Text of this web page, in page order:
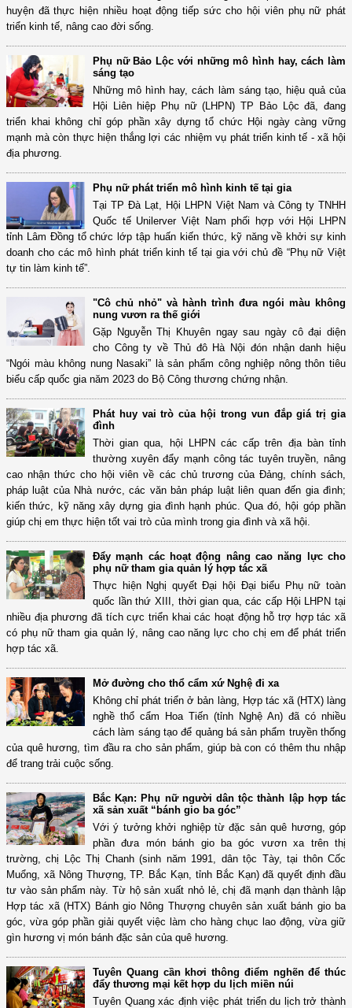
huyện đã thực hiện nhiều hoạt động tiếp sức cho hội viên phụ nữ phát
triển kinh tế, nâng cao đời sống.
Phụ nữ Bảo Lộc với những mô hình hay, cách làm
sáng tạo
Những mô hình hay, cách làm sáng tạo, hiệu quả của
Hội Liên hiệp Phụ nữ (LHPN) TP Bảo Lộc đã, đang
triển khai không chỉ góp phần xây dựng tổ chức Hội ngày càng vững
mạnh mà còn thực hiện thắng lợi các nhiệm vụ phát triển kinh tế - xã hội
địa phương.
Phụ nữ phát triển mô hình kinh tế tại gia
Tại TP Đà Lạt, Hội LHPN Việt Nam và Công ty TNHH
Quốc tế Unilerver Việt Nam phối hợp với Hội LHPN
tỉnh Lâm Đồng tổ chức lớp tập huấn kiến thức, kỹ năng về khởi sự kinh
doanh cho các mô hình phát triển kinh tế tại gia với chủ đề “Phụ nữ Việt
tự tin làm kinh tế”.
"Cô chủ nhỏ" và hành trình đưa ngói màu không
nung vươn ra thế giới
Gặp Nguyễn Thị Khuyên ngay sau ngày cô đại diện
cho Công ty về Thủ đô Hà Nội đón nhận danh hiệu
“Ngói màu không nung Nasaki” là sản phẩm công nghiệp nông thôn tiêu
biểu cấp quốc gia năm 2023 do Bộ Công thương chứng nhận.
Phát huy vai trò của hội trong vun đắp giá trị gia
đình
Thời gian qua, hội LHPN các cấp trên địa bàn tỉnh
thường xuyên đẩy mạnh công tác tuyên truyền, nâng
cao nhận thức cho hội viên về các chủ trương của Đảng, chính sách,
pháp luật của Nhà nước, các văn bản pháp luật liên quan đến gia đình;
kiến thức, kỹ năng xây dựng gia đình hạnh phúc. Qua đó, hội góp phần
giúp chị em thực hiện tốt vai trò của mình trong gia đình và xã hội.
Đẩy mạnh các hoạt động nâng cao năng lực cho
phụ nữ tham gia quản lý hợp tác xã
Thực hiện Nghị quyết Đại hội Đại biểu Phụ nữ toàn
quốc lần thứ XIII, thời gian qua, các cấp Hội LHPN tại
nhiều địa phương đã tích cực triển khai các hoạt động hỗ trợ hợp tác xã
có phụ nữ tham gia quản lý, nâng cao năng lực cho chị em để phát triển
hợp tác xã.
Mở đường cho thổ cẩm xứ Nghệ đi xa
Không chỉ phát triển ở bản làng, Hợp tác xã (HTX) làng
nghề thổ cẩm Hoa Tiến (tỉnh Nghệ An) đã có nhiều
cách làm sáng tạo để quảng bá sản phẩm truyền thống
của quê hương, tìm đầu ra cho sản phẩm, giúp bà con có thêm thu nhập
để trang trải cuộc sống.
Bắc Kạn: Phụ nữ người dân tộc thành lập hợp tác
xã sản xuất “bánh gio ba góc”
Với ý tưởng khởi nghiệp từ đặc sản quê hương, góp
phần đưa món bánh gio ba góc vươn xa trên thị
trường, chị Lộc Thị Chanh (sinh năm 1991, dân tộc Tày, tại thôn Cốc
Muổng, xã Nông Thượng, TP. Bắc Kạn, tỉnh Bắc Kạn) đã quyết định đầu
tư vào sản phẩm này. Từ hộ sản xuất nhỏ lẻ, chị đã mạnh dạn thành lập
Hợp tác xã (HTX) Bánh gio Nông Thượng chuyên sản xuất bánh gio ba
góc, vừa góp phần giải quyết việc làm cho hàng chục lao động, vừa giữ
gìn hương vị món bánh đặc sản của quê hương.
Tuyên Quang cần khơi thông điểm nghẽn để thúc
đẩy thương mại kết hợp du lịch miền núi
Tuyên Quang xác định việc phát triển du lịch trở thành